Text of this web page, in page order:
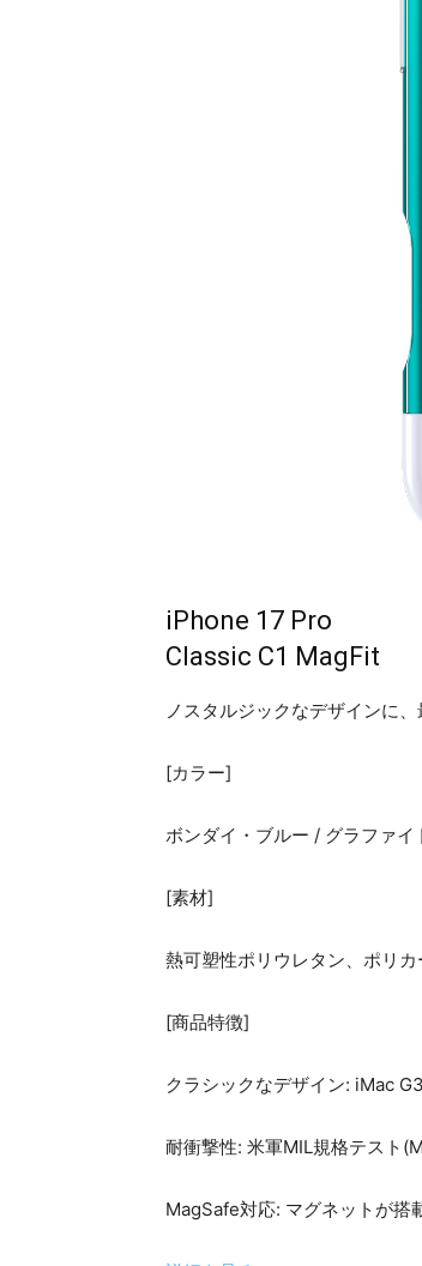
iPhone 17 Pro
Classic C1 MagFit
ノスタルジックなデザインに
[カラー]
ボンダイ・ブルー / グラファイ
[素材]
熱可塑性ポリウレタン、ポリ
[商品特徴]
クラシックなデザイン: iMac
耐衝撃性: 米軍MIL規格テスト
MagSafe対応: マグネットが搭